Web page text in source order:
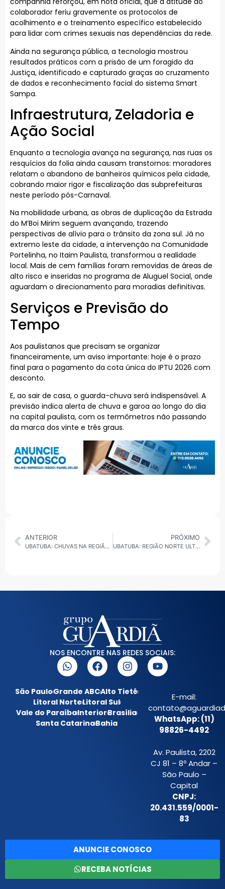
colaborador feriu gravemente os protocolos de
acolhimento e o treinamento específico estabelecido
para lidar com crimes sexuais nas dependências da rede.
Ainda na segurança pública, a tecnologia mostrou
resultados práticos com a prisão de um foragido da
Justiça, identificado e capturado graças ao cruzamento
de dados e reconhecimento facial do sistema Smart
Sampa.
Infraestrutura, Zeladoria e
Ação Social
Enquanto a tecnologia avança na segurança, nas ruas os
resquícios da folia ainda causam transtornos: moradores
relatam o abandono de banheiros químicos pela cidade,
cobrando maior rigor e fiscalização das subprefeituras
neste período pós-Carnaval.
Na mobilidade urbana, as obras de duplicação da Estrada
do M’Boi Mirim seguem avançando, trazendo
perspectivas de alívio para o trânsito da zona sul. Já no
extremo leste da cidade, a intervenção na Comunidade
Portelinha, no Itaim Paulista, transformou a realidade
local. Mais de cem famílias foram removidas de áreas de
alto risco e inseridas no programa de Aluguel Social, onde
aguardam o direcionamento para moradias definitivas.
Serviços e Previsão do
Tempo
Aos paulistanos que precisam se organizar
financeiramente, um aviso importante: hoje é o prazo
final para o pagamento da cota única do IPTU 2026 com
desconto.
E, ao sair de casa, o guarda-chuva será indispensável. A
previsão indica alerta de chuva e garoa ao longo do dia
na capital paulista, com os termômetros não passando
da marca dos vinte e três graus.
ANTERIOR
UBATUBA: CHUVAS NA REGIÃO NORTE SUSPENDEM AULAS EM ESCOLAS NESTA SEXTA-FEIRA
PRÓXIMO
UBATUBA: REGIÃO NORTE ULTRAPASSA 300 MM DE CHUVA E ENFRENTA COLAPSO EM PONTES E ESTRADAS
NOS ENCONTRE NAS REDES SOCIAIS:
São PauloGrande ABCAlto Tietê
Litoral NorteLitoral Sul
Vale do ParaíbaInteriorBrasília
Santa CatarinaBahia
E-mail:
WhatsApp: (11)
98826-4492
Av. Paulista, 2202
CJ 81 – 8º Andar –
São Paulo –
Capital
CNPJ:
20.431.559/0001-
83
ANUNCIE CONOSCO
RECEBA NOTÍCIAS